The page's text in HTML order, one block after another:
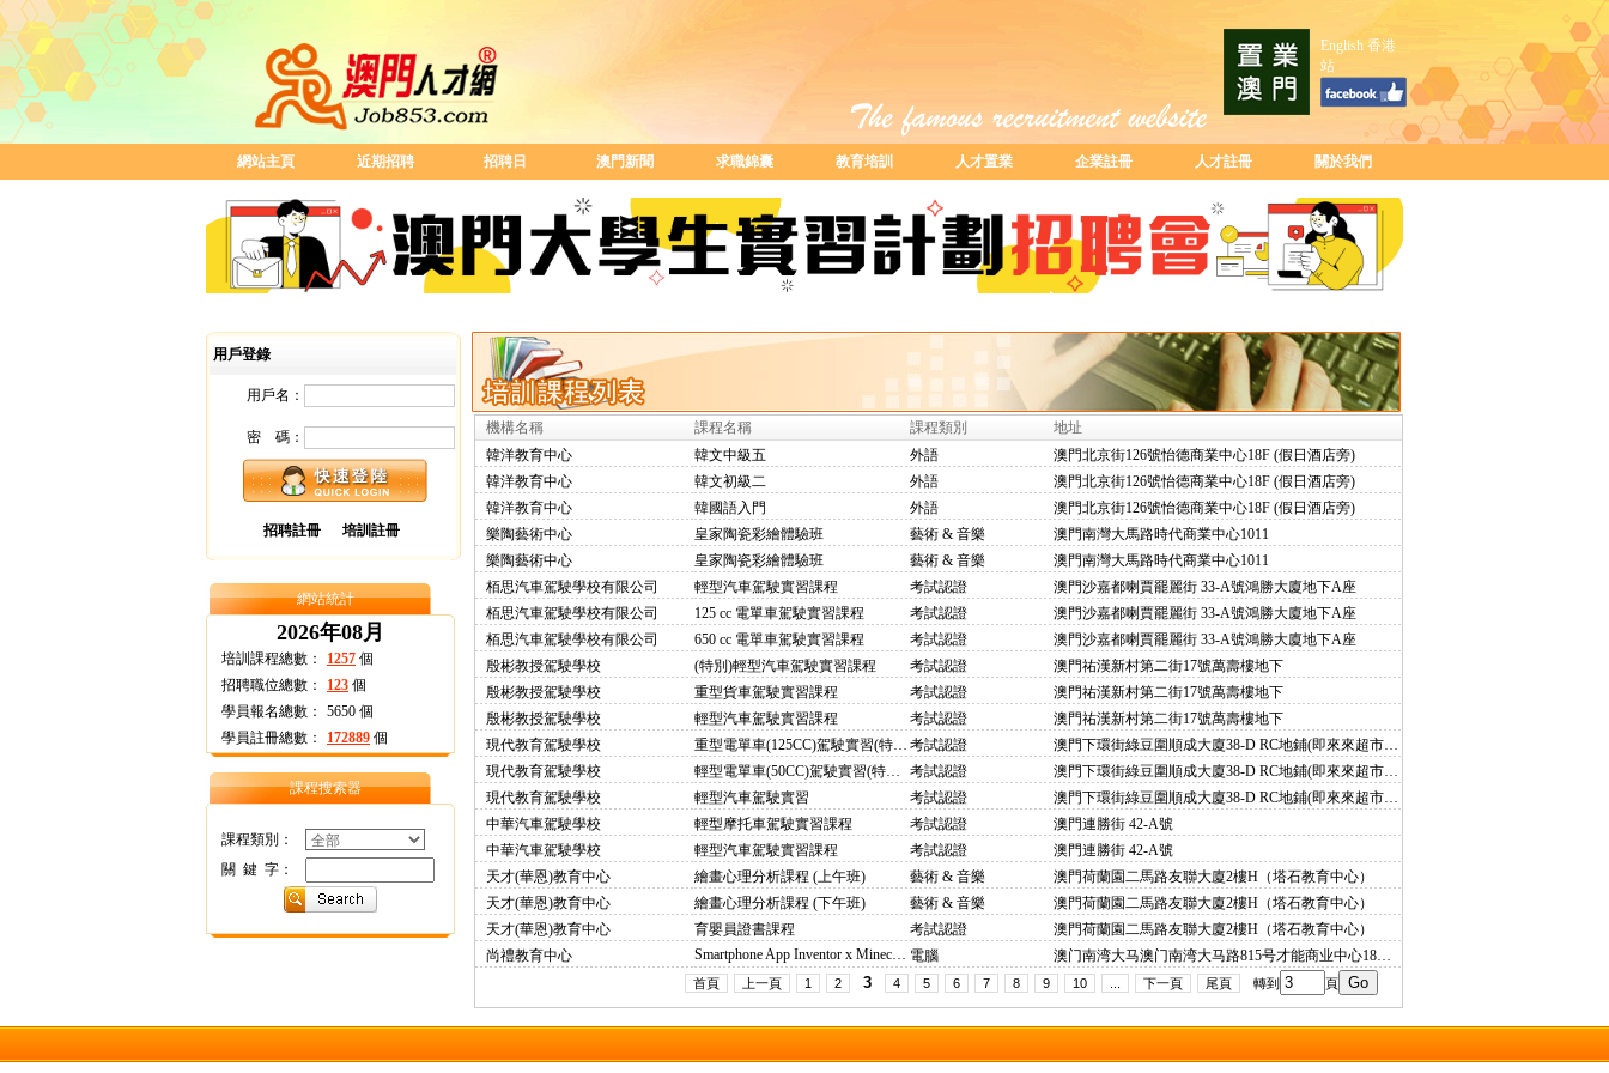
English 香港
站
網站主頁 近期招聘 招聘日 澳門新聞 求職錦囊 教育培訓 人才置業 企業註冊 人才註冊 關於我們
用戶登錄
用戶名：
密 碼：
招聘註冊 培訓註冊
網站統計
2026年08月
培訓課程總數： 1257 個
招聘職位總數：
123 個
學員報名總數：
5650 個
學員註冊總數：
172889 個
課程搜索器
課程類別：
關 鍵 字：
機構名稱 課程名稱 課程類別
地址
韓洋教育中心
韓文中級五 外語
澳門北京街126號怡德商業中心18F (假日酒店旁)
韓洋教育中心
韓文初級二 外語
澳門北京街126號怡德商業中心18F (假日酒店旁)
韓洋教育中心
韓國語入門 外語
澳門北京街126號怡德商業中心18F (假日酒店旁)
樂陶藝術中心
皇家陶瓷彩繪體驗班 藝術 & 音樂
澳門南灣大馬路時代商業中心1011
樂陶藝術中心
皇家陶瓷彩繪體驗班 藝術 & 音樂
澳門南灣大馬路時代商業中心1011
栢思汽車駕駛學校有限公司
輕型汽車駕駛實習課程 考試認證
澳門沙嘉都喇賈罷麗街 33-A號鴻勝大廈地下A座
栢思汽車駕駛學校有限公司
125 cc 電單車駕駛實習課程 考試認證
澳門沙嘉都喇賈罷麗街 33-A號鴻勝大廈地下A座
栢思汽車駕駛學校有限公司
650 cc 電單車駕駛實習課程 考試認證
澳門沙嘉都喇賈罷麗街 33-A號鴻勝大廈地下A座
殷彬教授駕駛學校
(特別)輕型汽車駕駛實習課程 考試認證
澳門祐漢新村第二街17號萬壽樓地下
殷彬教授駕駛學校
重型貨車駕駛實習課程 考試認證
澳門祐漢新村第二街17號萬壽樓地下
殷彬教授駕駛學校
輕型汽車駕駛實習課程 考試認證
澳門祐漢新村第二街17號萬壽樓地下
現代教育駕駛學校
重型電單車(125CC)駕駛實習(特別牌) 考試認證
澳門下環街綠豆圍順成大廈38-D RC地鋪(即來來超市對面)
現代教育駕駛學校
輕型電單車(50CC)駕駛實習(特別牌) 考試認證
澳門下環街綠豆圍順成大廈38-D RC地鋪(即來來超市對面)
現代教育駕駛學校
輕型汽車駕駛實習 考試認證
澳門下環街綠豆圍順成大廈38-D RC地鋪(即來來超市對面)
中華汽車駕駛學校
輕型摩托車駕駛實習課程 考試認證
澳門連勝街 42-A號
中華汽車駕駛學校
輕型汽車駕駛實習課程 考試認證
澳門連勝街 42-A號
天才(華恩)教育中心
繪畫心理分析課程 (上午班) 藝術 & 音樂
澳門荷蘭園二馬路友聯大廈2樓H（塔石教育中心）
天才(華恩)教育中心
繪畫心理分析課程 (下午班) 藝術 & 音樂
澳門荷蘭園二馬路友聯大廈2樓H（塔石教育中心）
天才(華恩)教育中心
育嬰員證書課程 考試認證
澳門荷蘭園二馬路友聯大廈2樓H（塔石教育中心）
尚禮教育中心
Smartphone App Inventor x Minecraft Education 電腦 澳门南湾大马澳门南湾大马路815号才能商业中心18楼一个座
首頁 上一頁 1 2 3 4 5 6 7 8 9 10 下一頁 尾頁 轉到 頁